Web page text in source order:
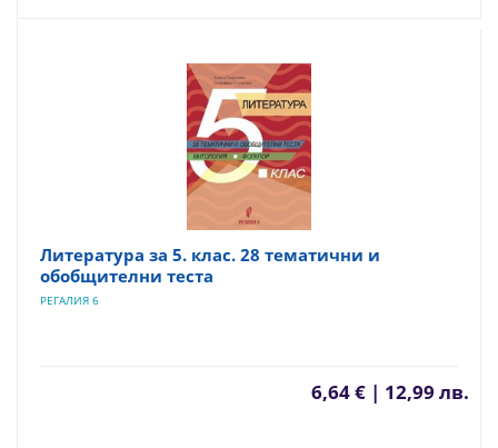
Литература за 5. клас. 28 тематични и
обобщителни теста
РЕГАЛИЯ 6
6,64 € | 12,99 лв.